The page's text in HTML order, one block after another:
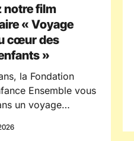
notre film
« Voyage
cœur des
»
la Fondation
Ensemble vous
un voyage
célébrer